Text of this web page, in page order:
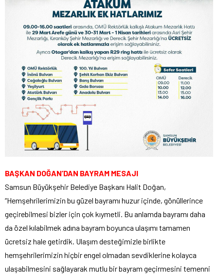
BAŞKAN DOĞAN’DAN BAYRAM MESAJI
Samsun Büyükşehir Belediye Başkanı Halit Doğan,
“Hemşehrilerimizin bu güzel bayramı huzur içinde, gönüllerince
geçirebilmesi bizler için çok kıymetli. Bu anlamda bayramı daha
da özel kılabilmek adına bayram boyunca ulaşımı tamamen
ücretsiz hale getirdik. Ulaşım desteğimizle birlikte
hemşehrilerimizin hiçbir engel olmadan sevdiklerine kolayca
ulaşabilmesini sağlayarak mutlu bir bayram geçirmesini temenni